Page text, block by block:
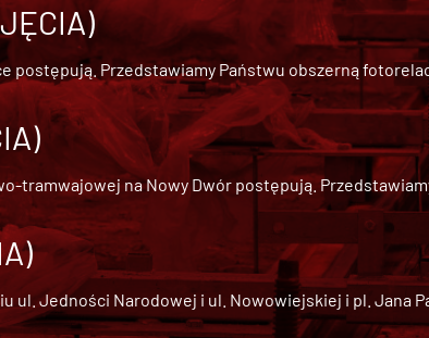
postępują. Przedstawiamy Państwu obszerną
tramwajowej na Nowy Dwórpostępują.
Jedności Narodowej i ul. Nowowiejskiej i pl. Jana